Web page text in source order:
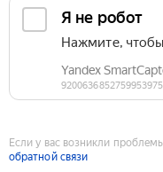
Если у вас возникли
обратной связи